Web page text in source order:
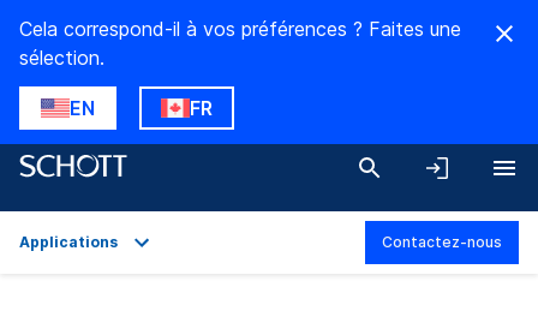
Cela correspond-il à vos préférences ? Faites une
sélection.
EN FR
Applications Contactez-nous